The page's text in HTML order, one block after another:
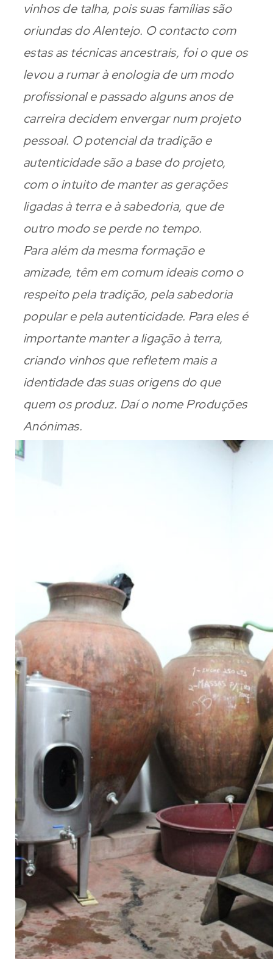
vinhos de talha, pois suas famílias são
oriundas do Alentejo. O contacto com
estas as técnicas ancestrais, foi o que os
levou a rumar à enologia de um modo
profissional e passado alguns anos de
carreira decidem envergar num projeto
pessoal. O potencial da tradição e
autenticidade são a base do projeto,
com o intuito de manter as gerações
ligadas à terra e à sabedoria, que de
outro modo se perde no tempo.
Para além da mesma formação e
amizade, têm em comum ideais como o
respeito pela tradição, pela sabedoria
popular e pela autenticidade. Para eles é
importante manter a ligação à terra,
criando vinhos que refletem mais a
identidade das suas origens do que
quem os produz. Daí o nome Produções
Anónimas.